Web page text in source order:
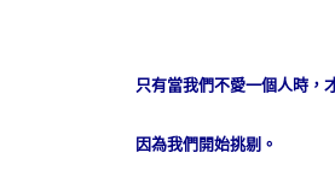
只有當我們不愛一個人時，
因為我們開始挑剔。